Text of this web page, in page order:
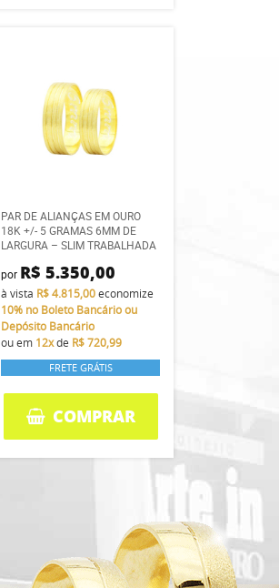
PAR DE ALIANÇAS EM OURO
18K +/- 5 GRAMAS 6MM DE
LARGURA – SLIM TRABALHADA
por R$ 5.350,00
à vista R$ 4.815,00economize
10% no Boleto Bancário ou
Depósito Bancário
ou em 12xde R$ 720,99
FRETE GRÁTIS
COMPRAR